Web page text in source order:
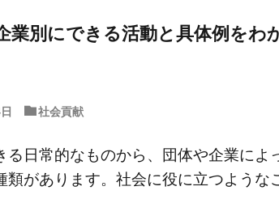
業別にできる活動と具体例をわ
社会貢献
る日常的なものから、団体や企業によ
類があります。社会に役に立つような